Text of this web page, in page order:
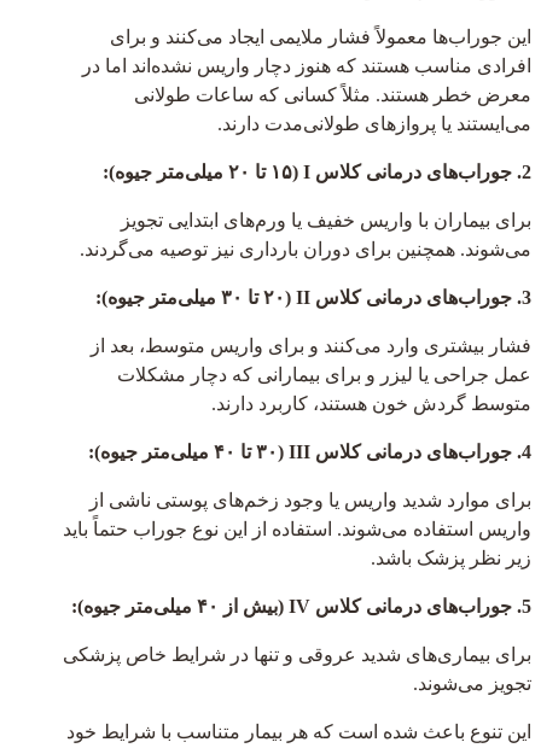
این جوراب‌ها معمولاً فشار ملایمی ایجاد می‌کنند و برای
افرادی مناسب هستند که هنوز دچار واریس نشده‌اند اما در
معرض خطر هستند. مثلاً کسانی که ساعات طولانی
می‌ایستند یا پروازهای طولانی‌مدت دارند.
2. جوراب‌های درمانی کلاس I (۱۵ تا ۲۰ میلی‌متر جیوه):
برای بیماران با واریس خفیف یا ورم‌های ابتدایی تجویز
می‌شوند. همچنین برای دوران بارداری نیز توصیه می‌گردند.
3. جوراب‌های درمانی کلاس II (۲۰ تا ۳۰ میلی‌متر جیوه):
فشار بیشتری وارد می‌کنند و برای واریس متوسط، بعد از
عمل جراحی یا لیزر و برای بیمارانی که دچار مشکلات
متوسط گردش خون هستند، کاربرد دارند.
4. جوراب‌های درمانی کلاس III (۳۰ تا ۴۰ میلی‌متر جیوه):
برای موارد شدید واریس یا وجود زخم‌های پوستی ناشی از
واریس استفاده می‌شوند. استفاده از این نوع جوراب حتماً باید
زیر نظر پزشک باشد.
5. جوراب‌های درمانی کلاس IV (بیش از ۴۰ میلی‌متر جیوه):
برای بیماری‌های شدید عروقی و تنها در شرایط خاص پزشکی
تجویز می‌شوند.
این تنوع باعث شده است که هر بیمار متناسب با شرایط خود